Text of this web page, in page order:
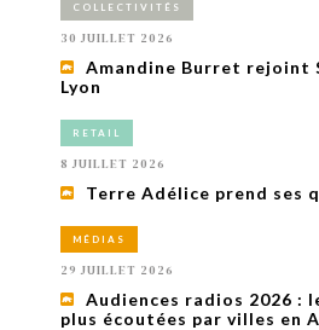
COLLECTIVITÉS
30 JUILLET 2026
Amandine Burret rejoint
Lyon
RETAIL
8 JUILLET 2026
Terre Adélice prend ses
MÉDIAS
29 JUILLET 2026
Audiences radios 2026 :
plus écoutées par villes en